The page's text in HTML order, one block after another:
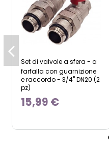
Set di valvole a sfera - a
farfalla con guarnizione
e raccordo - 3/4" DN20 (2
pz)
15,99 €